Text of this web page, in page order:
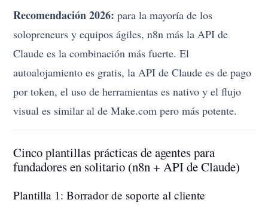
Recomendación 2026: para la mayoría de los
solopreneurs y equipos ágiles, n8n más la API de
Claude es la combinación más fuerte. El
autoalojamiento es gratis, la API de Claude es de pago
por token, el uso de herramientas es nativo y el flujo
visual es similar al de Make.com pero más potente.
Cinco plantillas prácticas de agentes para
fundadores en solitario (n8n + API de Claude)
Plantilla 1: Borrador de soporte al cliente